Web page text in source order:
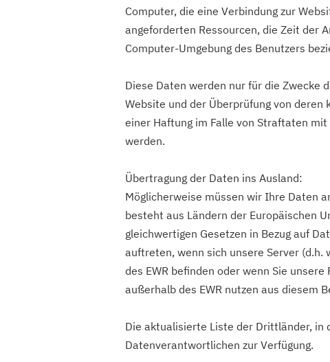
Computer, die eine Verbindung zur
angeforderten Ressourcen, die Zeit der
Computer-Umgebung des Benutzers
Diese Daten werden nur für die Zwecke
Website und der Überprüfung von
einer Haftung im Falle von Straftaten
werden.
Übertragung der Daten ins Ausland:
Möglicherweise müssen wir Ihre Daten
besteht aus Ländern der Europäischen
gleichwertigen Gesetzen in Bezug auf
auftreten, wenn sich unsere Server
des EWR befinden oder wenn Sie
außerhalb des EWR nutzen aus diesem
Die aktualisierte Liste der Drittländer, in
Datenverantwortlichen zur Verfügung.